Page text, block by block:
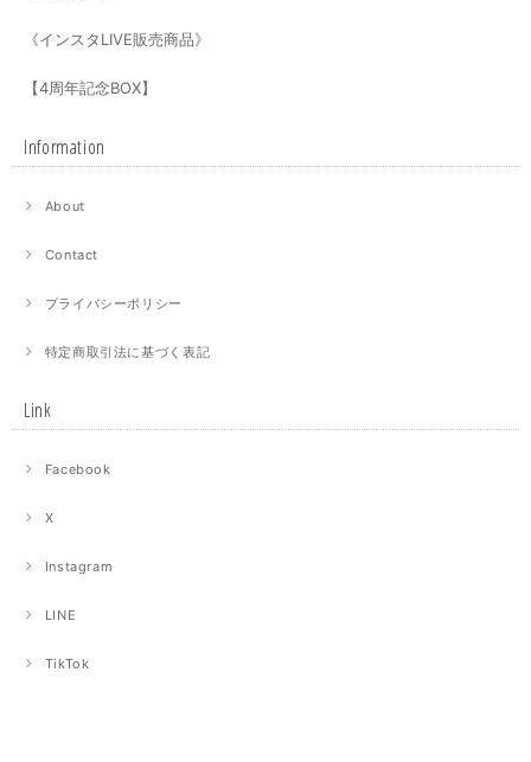
《インスタLIVE販売商品》
【4周年記念BOX】
Information
About
Contact
プライバシーポリシー
特定商取引法に基づく表記
Link
Facebook
X
Instagram
LINE
TikTok